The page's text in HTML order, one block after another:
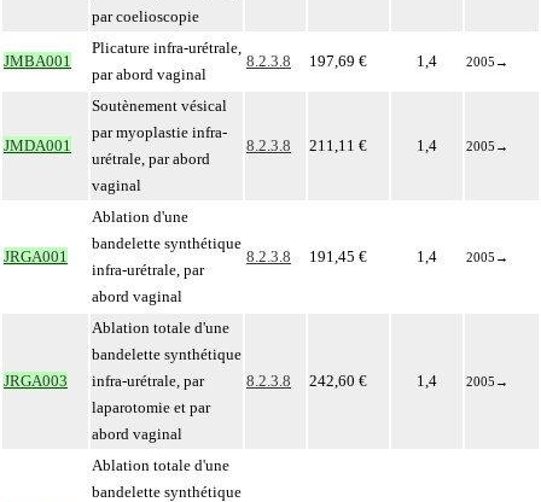
par coelioscopie
JMBA001
Plicature infra-urétrale,
par abord vaginal
8.2.3.8 197,69 € 1,4 2005 →
JMDA001
Soutènement vésical
par myoplastie infra-
urétrale, par abord
vaginal
8.2.3.8 211,11 € 1,4 2005 →
JRGA001
Ablation d'une
bandelette synthétique
infra-urétrale, par
abord vaginal
8.2.3.8 191,45 € 1,4 2005 →
JRGA003
Ablation totale d'une
bandelette synthétique
infra-urétrale, par
laparotomie et par
abord vaginal
8.2.3.8 242,60 € 1,4 2005 →
Ablation totale d'une
bandelette synthétique